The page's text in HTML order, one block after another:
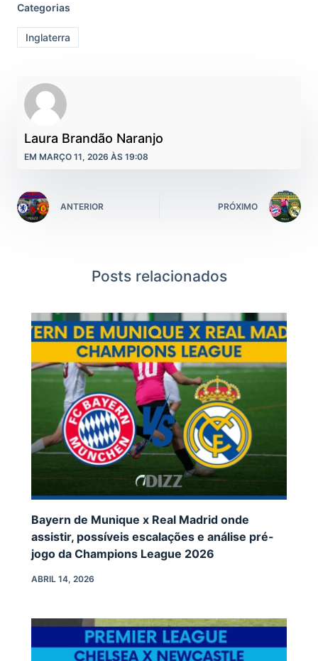
Categorias
Inglaterra
Laura Brandão Naranjo
EM MARÇO 11, 2026 ÀS 19:08
ANTERIOR PRÓXIMO
Posts relacionados
Bayern de Munique x Real Madrid onde
assistir, possíveis escalações e análise pré-
jogo da Champions League 2026
ABRIL 14, 2026